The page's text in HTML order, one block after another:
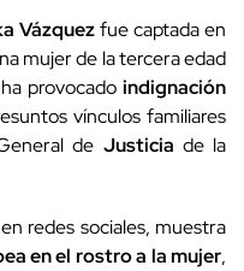
Vázquezfue captada en
mujer de la tercera edad
provocado indignación
vínculos familiares
de Justicia de la
redes sociales, muestra
en el rostro a la mujer,